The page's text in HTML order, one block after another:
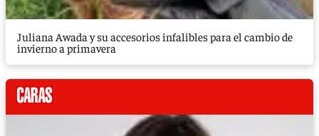
Juliana Awada y su accesorios infalibles para el cambio de
invierno a primavera